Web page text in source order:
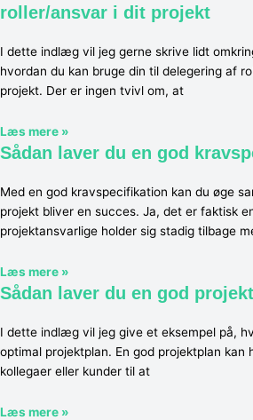
roller/ansvar i dit projekt
I dette indlæg vil jeg gerne skrive lidt
hvordan du kan bruge din til delegering af
projekt. Der er ingen tvivl om, at
Læs mere »
Sådan laver du en god
Med en god kravspecifikation kan du øge
projekt bliver en succes. Ja, det er faktisk
projektansvarlige holder sig stadig tilbage
Læs mere »
Sådan laver du en god
I dette indlæg vil jeg give et eksempel på,
optimal projektplan. En god projektplan
kollegaer eller kunder til at
Læs mere »